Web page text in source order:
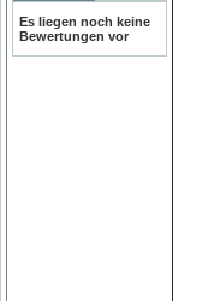
Es liegen noch keine
Bewertungen vor